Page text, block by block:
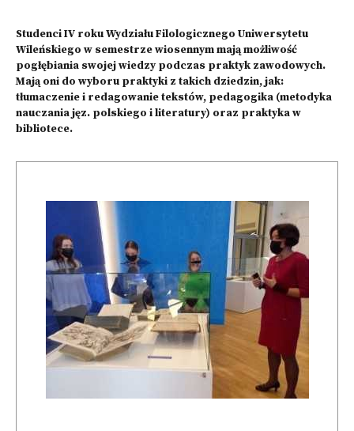
Studenci IV roku Wydziału Filologicznego Uniwersytetu
Wileńskiego w semestrze wiosennym mają możliwość
pogłębiania swojej wiedzy podczas praktyk zawodowych.
Mają oni do wyboru praktyki z takich dziedzin, jak:
tłumaczenie i redagowanie tekstów, pedagogika (metodyka
nauczania jęz. polskiego i literatury) oraz praktyka w
bibliotece.